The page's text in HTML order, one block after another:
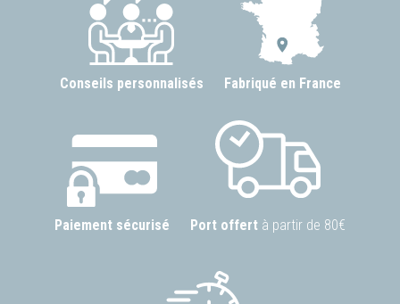
Conseils personnalisés Fabriqué en France
Paiement sécurisé Port offert à partir de 80€